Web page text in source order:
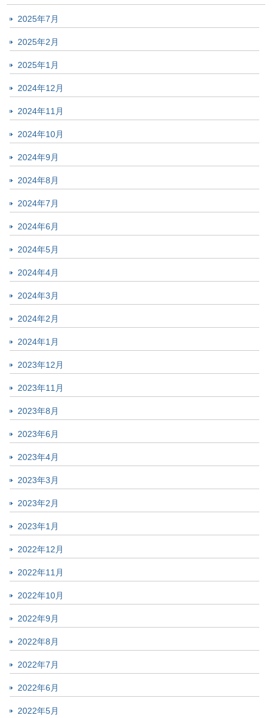
2025年7月
2025年2月
2025年1月
2024年12月
2024年11月
2024年10月
2024年9月
2024年8月
2024年7月
2024年6月
2024年5月
2024年4月
2024年3月
2024年2月
2024年1月
2023年12月
2023年11月
2023年8月
2023年6月
2023年4月
2023年3月
2023年2月
2023年1月
2022年12月
2022年11月
2022年10月
2022年9月
2022年8月
2022年7月
2022年6月
2022年5月